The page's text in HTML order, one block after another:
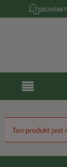
Ten produkt jest